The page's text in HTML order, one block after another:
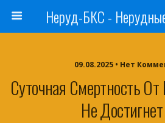
Неруд-БКС -
09.08.2025 • Нет
Суточная Смертность
Не